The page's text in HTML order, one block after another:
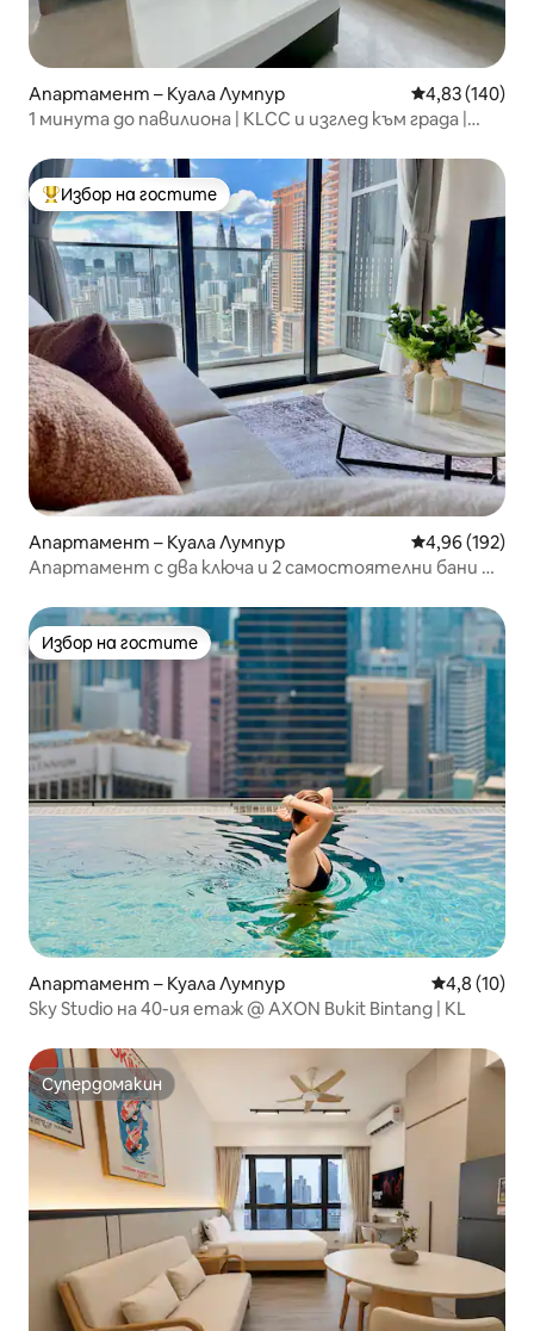
Апартамент – Куала Лумпур Средна
4,83 (140)
1 минута до павилиона | KLCC и изглед към града |
Най-популярен избор на гостите
Избор на гостите
Апартамент – Куала Лумпур Средна
4,96 (192)
Апартамент с два ключа и 2 самостоятелни бани ⁂
Избор на гостите
Избор на гостите
Апартамент – Куала Лумпур Средна
4,8 (10)
Sky Studio на 40-ия етаж @ AXON Bukit Bintang | KL
Супердомакин
Супердомакин